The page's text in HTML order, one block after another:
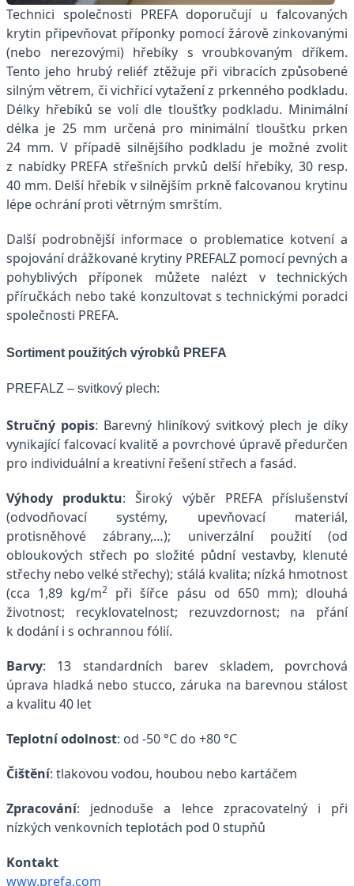
Technici společnosti PREFA doporučují u falcovaných
krytin připevňovat příponky pomocí žárově zinkovanými
(nebo nerezovými) hřebíky s vroubkovaným dříkem.
Tento jeho hrubý reliéf ztěžuje při vibracích způsobené
silným větrem, či vichřicí vytažení z prkenného podkladu.
Délky hřebíků se volí dle tloušťky podkladu. Minimální
délka je 25 mm určená pro minimální tloušťku prken
24 mm. V případě silnějšího podkladu je možné zvolit
z nabídky PREFA střešních prvků delší hřebíky, 30 resp.
40 mm. Delší hřebík v silnějším prkně falcovanou krytinu
lépe ochrání proti větrným smrštím.
Další podrobnější informace o problematice kotvení a
spojování drážkované krytiny PREFALZ pomocí pevných a
pohyblivých příponek můžete nalézt v technických
příručkách nebo také konzultovat s technickými poradci
společnosti PREFA.
Sortiment použitých výrobků PREFA
PREFALZ – svitkový plech:
Stručný popis: Barevný hliníkový svitkový plech je díky
vynikající falcovací kvalitě a povrchové úpravě předurčen
pro individuální a kreativní řešení střech a fasád.
Výhody produktu: Široký výběr PREFA příslušenství
(odvodňovací systémy, upevňovací materiál,
protisněhové zábrany,…); univerzální použití (od
obloukových střech po složité půdní vestavby, klenuté
střechy nebo velké střechy); stálá kvalita; nízká hmotnost
(cca 1,89 kg/m2
při šířce pásu od 650 mm); dlouhá
životnost; recyklovatelnost; rezuvzdornost; na přání
k dodání i s ochrannou fólií.
Barvy: 13 standardních barev skladem, povrchová
úprava hladká nebo stucco, záruka na barevnou stálost
a kvalitu 40 let
Teplotní odolnost: od -50 °C do +80 °C
Čištění: tlakovou vodou, houbou nebo kartáčem
Zpracování: jednoduše a lehce zpracovatelný i při
nízkých venkovních teplotách pod 0 stupňů
Kontakt
www.prefa.com